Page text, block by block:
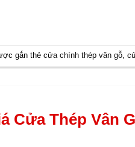
gắn thẻcửa chính thép vân gỗ,
Cửa Thép Vân